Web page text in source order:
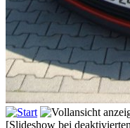
[Slideshow bei